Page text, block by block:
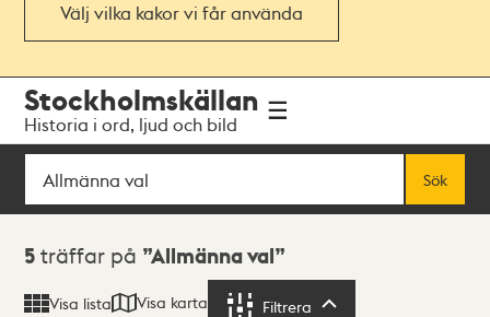
Välj vilka kakor vi får använda
navigationen
huvudinnehållet
Stockholmskällan
Historia i ord, ljud och bild
Sök
Sök
Sökresultat
5 träffar på Allmänna val
Visa lista Visa karta Filtrera